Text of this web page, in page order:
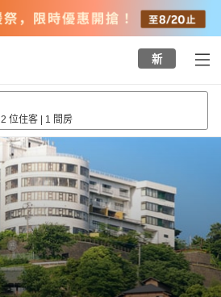
新
2 位住客 | 1 間房